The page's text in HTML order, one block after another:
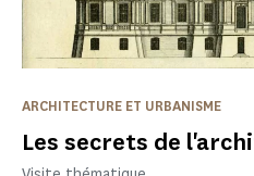
Les secrets de
ARCHITECTURE ET URBANISME